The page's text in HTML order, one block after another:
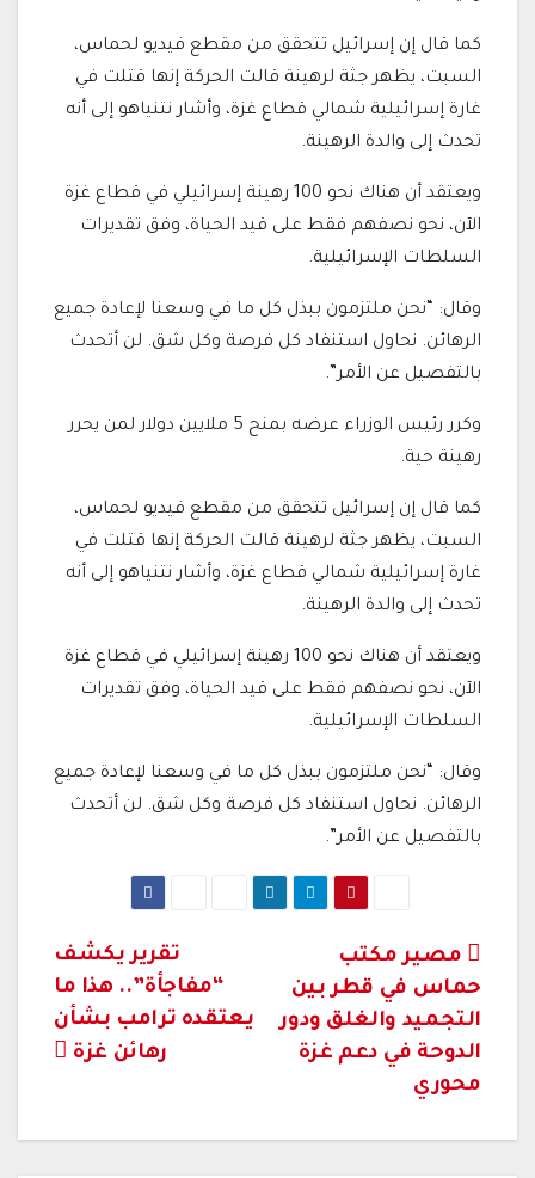
كما قال إن إسرائيل تتحقق من مقطع فيديو لحماس،
السبت، يظهر جثة لرهينة قالت الحركة إنها قتلت في
غارة إسرائيلية شمالي قطاع غزة، وأشار نتنياهو إلى أنه
تحدث إلى والدة الرهينة.
ويعتقد أن هناك نحو 100 رهينة إسرائيلي في قطاع غزة
الآن، نحو نصفهم فقط على قيد الحياة، وفق تقديرات
السلطات الإسرائيلية.
وقال: “نحن ملتزمون ببذل كل ما في وسعنا لإعادة جميع
الرهائن. نحاول استنفاد كل فرصة وكل شق. لن أتحدث
بالتفصيل عن الأمر”.
وكرر رئيس الوزراء عرضه بمنح 5 ملايين دولار لمن يحرر
رهينة حية.
كما قال إن إسرائيل تتحقق من مقطع فيديو لحماس،
السبت، يظهر جثة لرهينة قالت الحركة إنها قتلت في
غارة إسرائيلية شمالي قطاع غزة، وأشار نتنياهو إلى أنه
تحدث إلى والدة الرهينة.
ويعتقد أن هناك نحو 100 رهينة إسرائيلي في قطاع غزة
الآن، نحو نصفهم فقط على قيد الحياة، وفق تقديرات
السلطات الإسرائيلية.
وقال: “نحن ملتزمون ببذل كل ما في وسعنا لإعادة جميع
الرهائن. نحاول استنفاد كل فرصة وكل شق. لن أتحدث
بالتفصيل عن الأمر”.
تصفّح
المقالات
تقرير يكشف
“مفاجأة”.. هذا ما
يعتقده ترامب بشأن
رهائن غزة
مصير مكتب
حماس في قطر بين
التجميد والغلق ودور
الدوحة في دعم غزة
محوري